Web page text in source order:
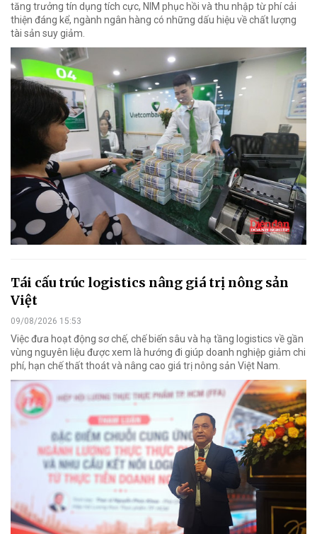
tăng trưởng tín dụng tích cực, NIM phục hồi và thu nhập từ phí cải
thiện đáng kể, ngành ngân hàng có những dấu hiệu về chất lượng
tài sản suy giảm.
Tái cấu trúc logistics nâng giá trị nông sản
Việt
09/08/2026 15:53
Việc đưa hoạt động sơ chế, chế biến sâu và hạ tầng logistics về gần
vùng nguyên liệu được xem là hướng đi giúp doanh nghiệp giảm chi
phí, hạn chế thất thoát và nâng cao giá trị nông sản Việt Nam.